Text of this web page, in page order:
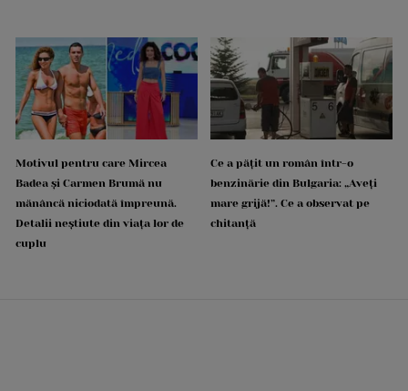
Motivul pentru care Mircea
Badea și Carmen Brumă nu
mănâncă niciodată împreună.
Detalii neștiute din viața lor de
cuplu
Ce a pățit un român într-o
benzinărie din Bulgaria: „Aveți
mare grijă!”. Ce a observat pe
chitanță